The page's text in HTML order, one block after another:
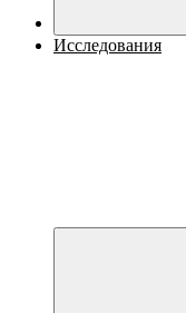
Исследования